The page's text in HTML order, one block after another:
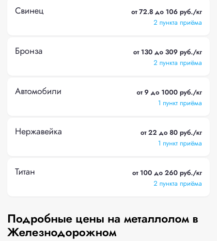
Свинец
от 72.8 до 106 руб./кг
2 пункта приёма
Бронза
от 130 до 309 руб./кг
2 пункта приёма
Автомобили
от 9 до 1000 руб./кг
1 пункт приёма
Нержавейка
от 22 до 80 руб./кг
1 пункт приёма
Титан
от 100 до 260 руб./кг
2 пункта приёма
Подробные цены на металлолом в
Железнодорожном